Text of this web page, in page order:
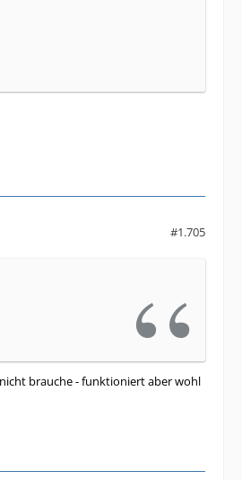
#1.705
brauche - funktioniert aber wohl